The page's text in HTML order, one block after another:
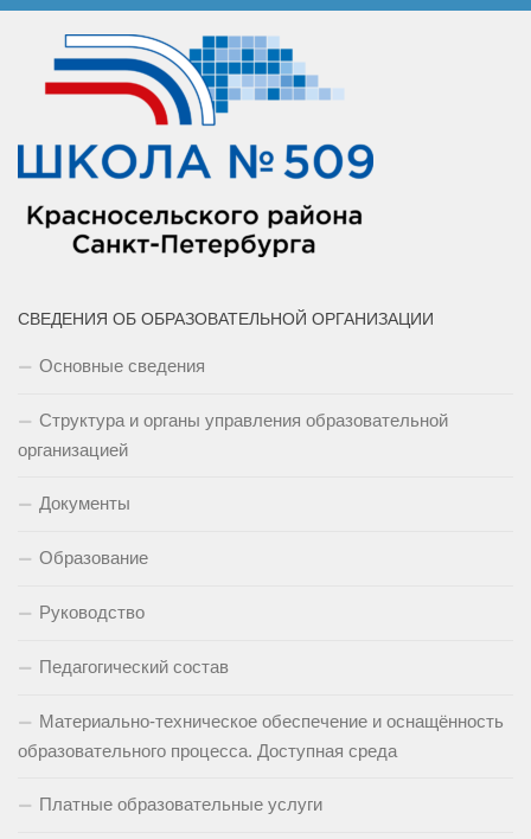
СВЕДЕНИЯ ОБ ОБРАЗОВАТЕЛЬНОЙ ОРГАНИЗАЦИИ
Основные сведения
Структура и органы управления образовательной
организацией
Документы
Образование
Руководство
Педагогический состав
Материально-техническое обеспечение и оснащённость
образовательного процесса. Доступная среда
Платные образовательные услуги